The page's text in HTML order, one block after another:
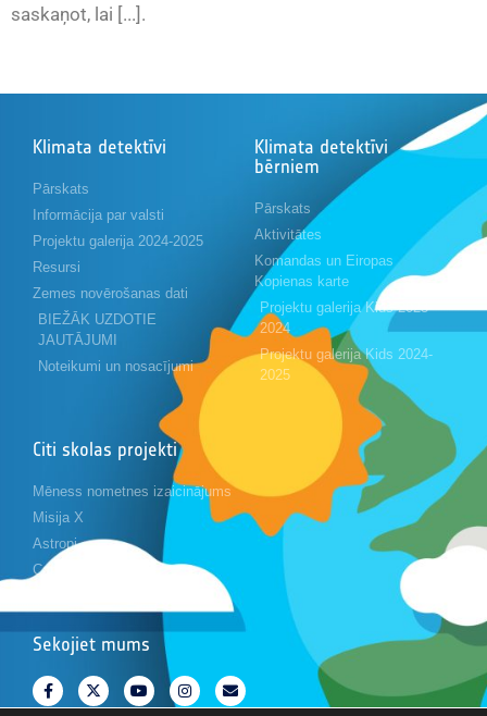
saskaņot, lai [...].
Klimata detektīvi
Pārskats
Informācija par valsti
Projektu galerija 2024-2025
Resursi
Zemes novērošanas dati
BIEŽĀK UZDOTIE
JAUTĀJUMI
Noteikumi un nosacījumi
Klimata detektīvi
bērniem
Pārskats
Aktivitātes
Komandas un Eiropas
Kopienas karte
Projektu galerija Kids 2023-
2024
Projektu galerija Kids 2024-
2025
Citi skolas projekti
Mēness nometnes izaicinājums
Misija X
Astropi
Cansat
Sekojiet mums